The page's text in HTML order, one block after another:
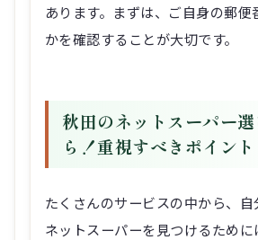
あります。まずは、ご自身の郵
かを確認することが大切です。
秋田のネットスーパー
ら！重視すべきポイント
たくさんのサービスの中から、
ネットスーパーを見つけるため